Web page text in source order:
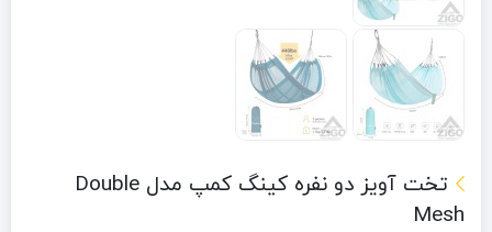
تخت آویز دو نفره کینگ کمپ مدل Double
Mesh